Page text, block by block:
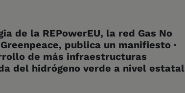
de la REPowerEU, la red Gas No
, publica un manifiesto ·
de más infraestructuras
del hidrógeno verde a nivel estatal